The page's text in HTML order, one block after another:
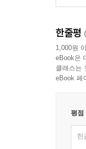
한줄평
1,000원
eBook은
클래스는
eBook 페
평점
한